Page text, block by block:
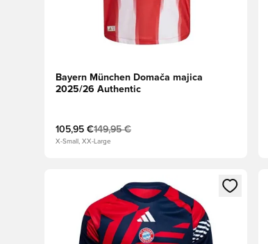
Bayern München Domača majica
2025/26 Authentic
105,95 €149,95 €
X-Small, XX-Large
Odpre Modal za prijavo ali vpis kot član